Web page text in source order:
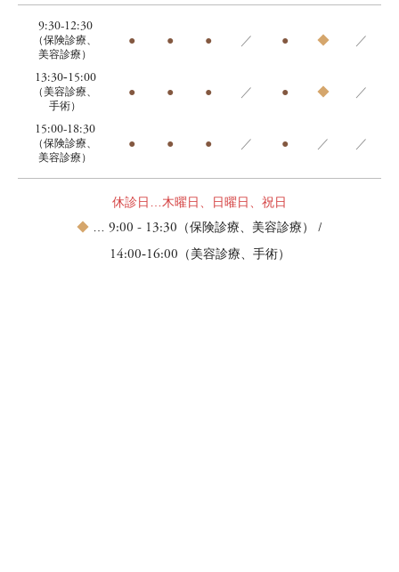
9:30-12:30
（保険診療、
美容診療）
● ● ● ／ ● ◆ ／
13:30‐15:00
（美容診療、
手術）
● ● ● ／ ● ◆ ／
15:00-18:30
（保険診療、
美容診療）
● ● ● ／ ● ／ ／
休診日…木曜日、日曜日、祝日
◆
9:00 - 13:30 （保険診療、美容診療） /
14:00‐16:00 （美容診療、手術）